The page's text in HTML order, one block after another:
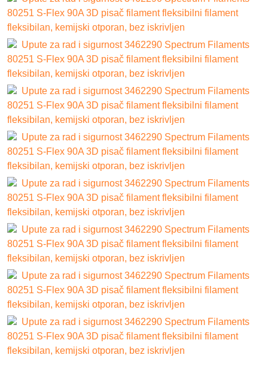
80251 S-Flex 90A 3D pisač filament fleksibilni filament
fleksibilan, kemijski otporan, bez iskrivljen
Upute za rad i sigurnost 3462290 Spectrum Filaments
80251 S-Flex 90A 3D pisač filament fleksibilni filament
fleksibilan, kemijski otporan, bez iskrivljen
Upute za rad i sigurnost 3462290 Spectrum Filaments
80251 S-Flex 90A 3D pisač filament fleksibilni filament
fleksibilan, kemijski otporan, bez iskrivljen
Upute za rad i sigurnost 3462290 Spectrum Filaments
80251 S-Flex 90A 3D pisač filament fleksibilni filament
fleksibilan, kemijski otporan, bez iskrivljen
Upute za rad i sigurnost 3462290 Spectrum Filaments
80251 S-Flex 90A 3D pisač filament fleksibilni filament
fleksibilan, kemijski otporan, bez iskrivljen
Upute za rad i sigurnost 3462290 Spectrum Filaments
80251 S-Flex 90A 3D pisač filament fleksibilni filament
fleksibilan, kemijski otporan, bez iskrivljen
Upute za rad i sigurnost 3462290 Spectrum Filaments
80251 S-Flex 90A 3D pisač filament fleksibilni filament
fleksibilan, kemijski otporan, bez iskrivljen
Upute za rad i sigurnost 3462290 Spectrum Filaments
80251 S-Flex 90A 3D pisač filament fleksibilni filament
fleksibilan, kemijski otporan, bez iskrivljen